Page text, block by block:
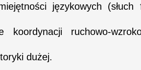
językowych (słuch
koordynacji ruchowo-
dużej.